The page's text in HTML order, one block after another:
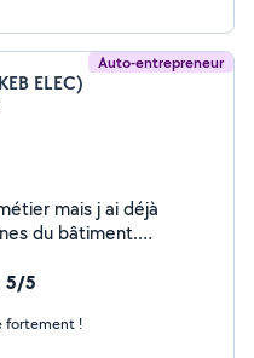
Auto-entrepreneur
ELEC)
mais j ai déjà
du bâtiment.
d entretien.
5/5
fortement !